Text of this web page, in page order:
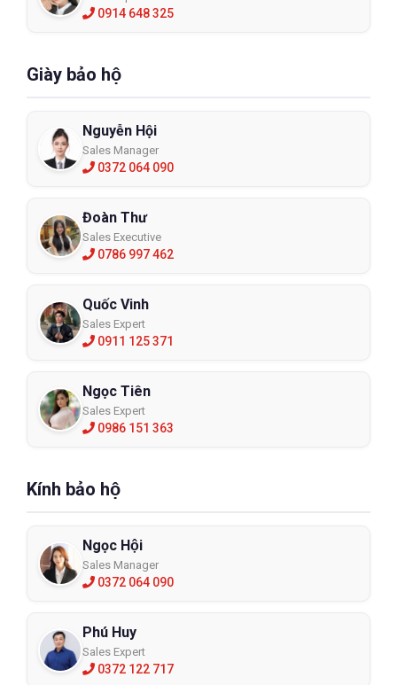
0914 648 325
Giày bảo hộ
Nguyễn Hội
Sales Manager
0372 064 090
Đoàn Thư
Sales Executive
0786 997 462
Quốc Vinh
Sales Expert
0911 125 371
Ngọc Tiên
Sales Expert
0986 151 363
Kính bảo hộ
Ngọc Hội
Sales Manager
0372 064 090
Phú Huy
Sales Expert
0372 122 717